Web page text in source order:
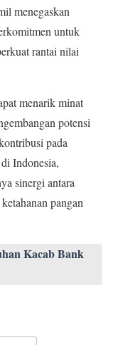
menegaskan
untuk
rantai nilai
menarik minat
potensi
pada
Indonesia,
sinergi antara
pangan
Kacab Bank